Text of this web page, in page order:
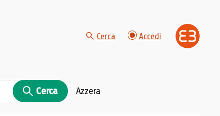
Cerca Accedi
Cerca Azzera